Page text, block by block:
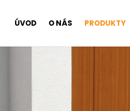
ÚVOD O NÁS PRODUKTY